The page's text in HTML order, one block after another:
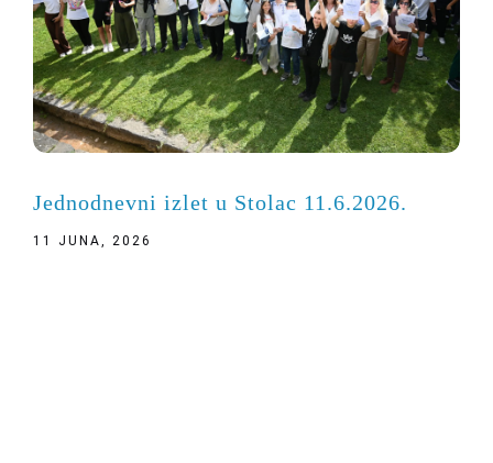
Jednodnevni izlet u Stolac 11.6.2026.
11 JUNA, 2026